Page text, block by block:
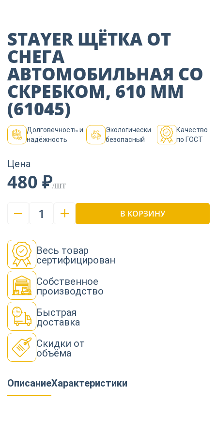
Декор
Изоляция
Инструменты
STAYER ЩЁТКА ОТ
СНЕГА
АВТОМОБИЛЬНАЯ СО
СКРЕБКОМ, 610 ММ
(61045)
Долговечность и
надёжность
Экологически
безопасный
Качество
по ГОСТ
Цена
480 ₽/ШТ
1 В КОРЗИНУ
Весь товар
сертифицирован
Собственное
производство
Быстрая
доставка
Скидки от
объёма
ОписаниеХарактеристики